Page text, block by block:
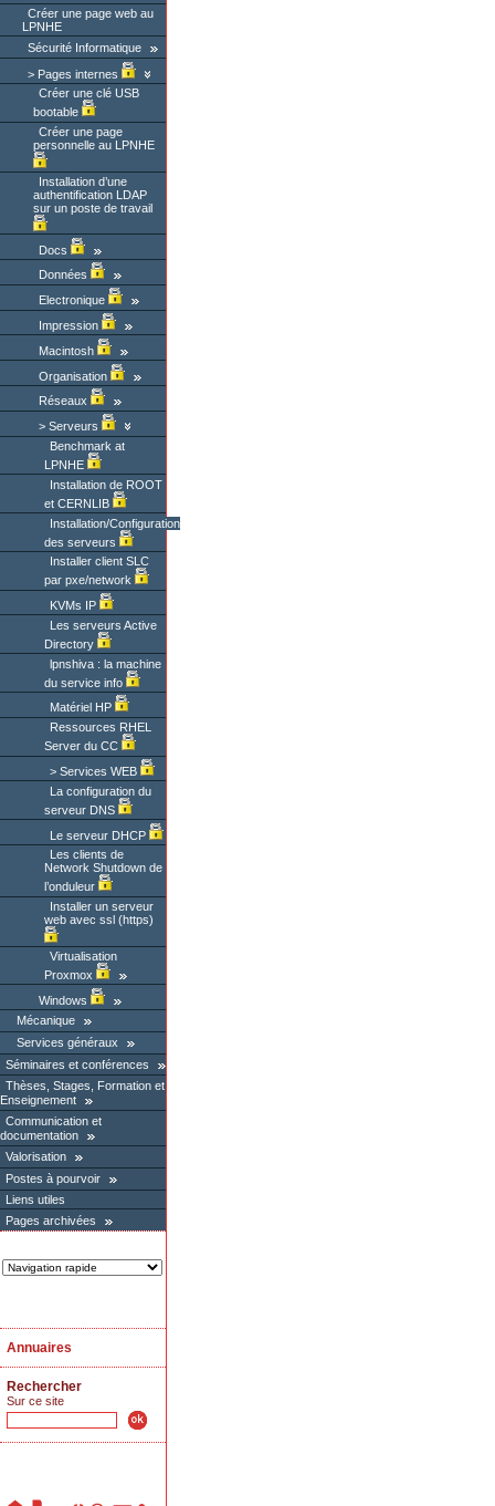
Créer une page web au
LPNHE
Sécurité Informatique
Pages internes
Créer une clé USB
bootable
Créer une page
personnelle au LPNHE
Installation d’une
authentification LDAP
sur un poste de travail
Docs
Données
Electronique
Impression
Macintosh
Organisation
Réseaux
Serveurs
Benchmark at
LPNHE
Installation de ROOT
et CERNLIB
Installation/Configuration
des serveurs
Installer client SLC
par pxe/network
KVMs IP
Les serveurs Active
Directory
lpnshiva : la machine
du service info
Matériel HP
Ressources RHEL
Server du CC
Services WEB
La configuration du
serveur DNS
Le serveur DHCP
Les clients de
Network Shutdown de
l’onduleur
Installer un serveur
web avec ssl (https)
Virtualisation
Proxmox
Windows
Mécanique
Services généraux
Séminaires et conférences
Thèses, Stages, Formation et
Enseignement
Communication et
documentation
Valorisation
Postes à pourvoir
Liens utiles
Pages archivées
Annuaires
Rechercher
Sur ce site